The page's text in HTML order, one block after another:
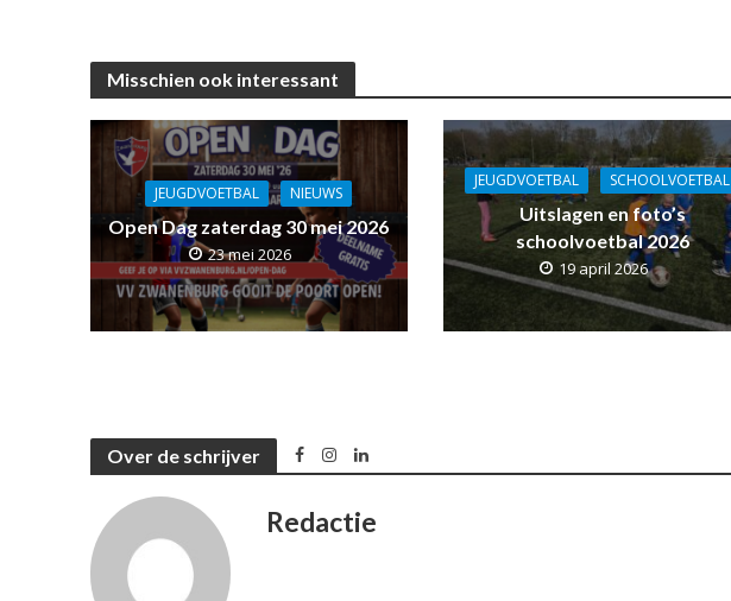
Misschien ook interessant
JEUGDVOETBAL NIEUWS
Open Dag zaterdag 30 mei 2026
23 mei 2026
JEUGDVOETBAL SCHOOLVOETBAL
Uitslagen en foto’s
schoolvoetbal 2026
19 april 2026
Over de schrijver
Redactie